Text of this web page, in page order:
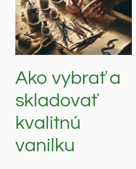
Ako vybrať a
skladovať
kvalitnú
vanilku